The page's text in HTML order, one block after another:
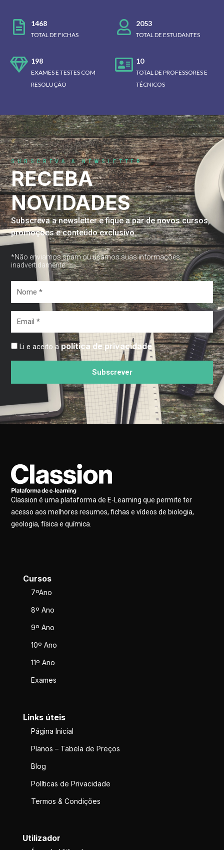
1468
TOTAL DE FICHAS
2053
TOTAL DE ESTUDANTES
198
EXAMES E TESTES COM
RESOLUÇÃO
10
TOTAL DE PROFESSORES E
TÉCNICOS
SUBSCREVA A NEWSLETTER
RECEBA
NOVIDADES
Subscreva a newsletter e fique a par de novos cursos,
promoções e conteúdo exclusivo.
*Não enviamos spam ou usamos suas informações
inadvertidamente
Li e aceito apolítica de privacidade
Subscrever
Classion é uma plataforma de E-Learning que permite ter
acesso aos melhores resumos, fichas e vídeos de biologia,
geologia, física e química.
Cursos
7ºAno
8º Ano
9º Ano
10º Ano
11º Ano
Exames
Links úteis
Página Inicial
Planos – Tabela de Preços
Blog
Políticas de Privacidade
Termos & Condições
Utilizador